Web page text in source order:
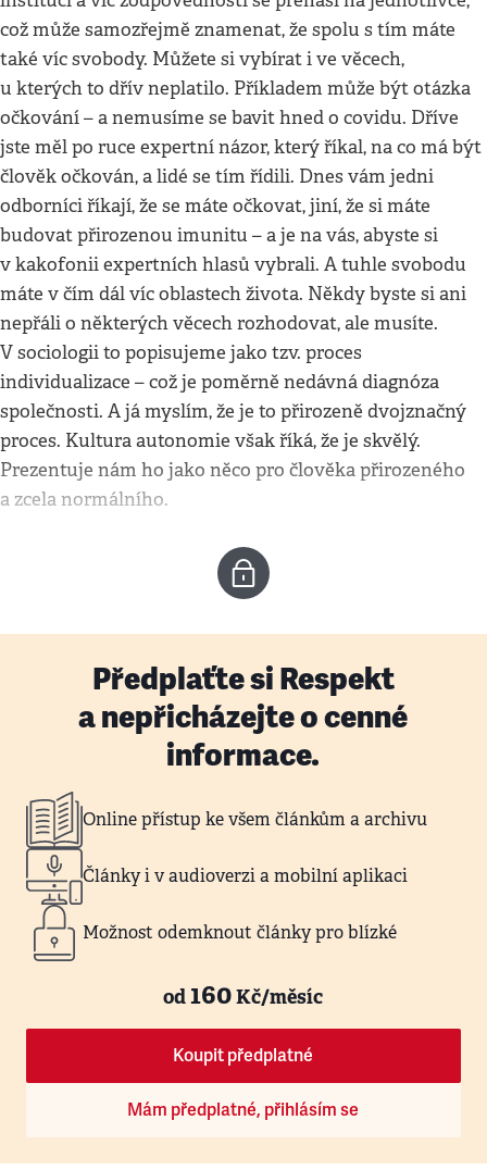
což může samozřejmě znamenat, že spolu s tím máte
také víc svobody. Můžete si vybírat i ve věcech,
u kterých to dřív neplatilo. Příkladem může být otázka
očkování – a nemusíme se bavit hned o covidu. Dříve
jste měl po ruce expertní názor, který říkal, na co má být
člověk očkován, a lidé se tím řídili. Dnes vám jedni
odborníci říkají, že se máte očkovat, jiní, že si máte
budovat přirozenou imunitu – a je na vás, abyste si
v kakofonii expertních hlasů vybrali. A tuhle svobodu
máte v čím dál víc oblastech života. Někdy byste si ani
nepřáli o některých věcech rozhodovat, ale musíte.
V sociologii to popisujeme jako tzv. proces
individualizace – což je poměrně nedávná diagnóza
společnosti. A já myslím, že je to přirozeně dvojznačný
proces. Kultura autonomie však říká, že je skvělý.
Prezentuje nám ho jako něco pro člověka přirozeného
a zcela normálního.
Předplaťte si Respekt
a nepřicházejte o cenné
informace.
Online přístup ke všem článkům a archivu
Články i v audioverzi a mobilní aplikaci
Možnost odemknout články pro blízké
od160Kč/měsíc
Koupit předplatné
Mám předplatné, přihlásím se